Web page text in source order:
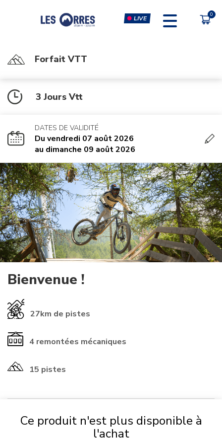
LIVE
Forfait VTT
3 Jours Vtt
DATES DE VALIDITÉ
Du vendredi 07 août 2026
au dimanche 09 août 2026
Bienvenue !
27km de pistes
4 remontées mécaniques
15 pistes
​INFORMATIONS ℹ️​
carteprovenant d'une autre station,
Ce produit n'est plus disponible à
l'achat
FORFAIT VTT
CHÈQUE CADEAU
ESCALADE & CLIP'N CLIMB
VIRTUELLE
MUSCULATION-CARDIO &
MASSAGES